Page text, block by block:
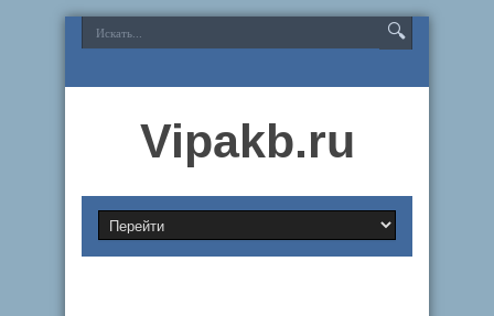
Vipakb.ru